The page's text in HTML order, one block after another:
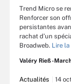
Trend Micro se
Renforcer son
persistantes
rachat d’un
Broadweb. Lire
Valéry Rieß-
Actualités 14